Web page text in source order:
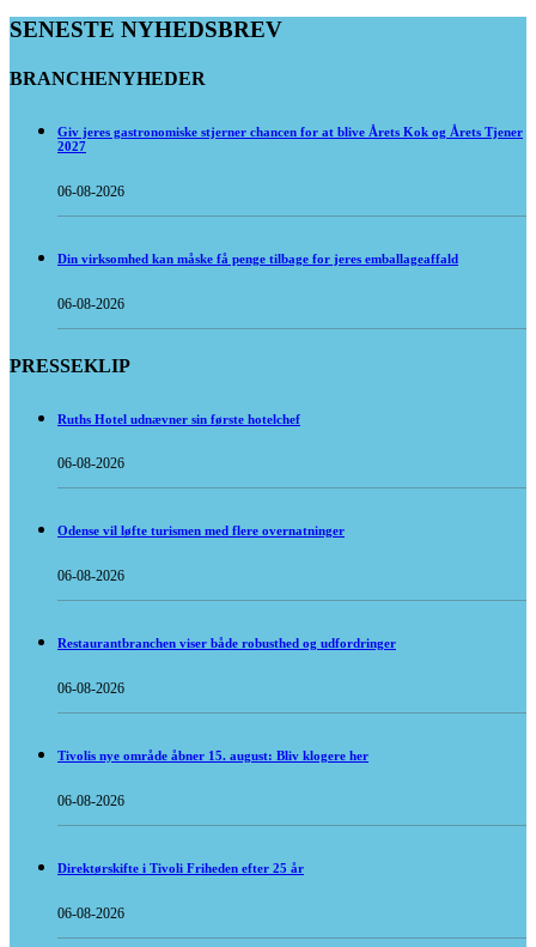
SENESTE NYHEDSBREV
BRANCHENYHEDER
Giv jeres gastronomiske stjerner chancen for at blive Årets Kok og Årets Tjener
2027
06-08-2026
Din virksomhed kan måske få penge tilbage for jeres emballageaffald
06-08-2026
PRESSEKLIP
Ruths Hotel udnævner sin første hotelchef
06-08-2026
Odense vil løfte turismen med flere overnatninger
06-08-2026
Restaurantbranchen viser både robusthed og udfordringer
06-08-2026
Tivolis nye område åbner 15. august: Bliv klogere her
06-08-2026
Direktørskifte i Tivoli Friheden efter 25 år
06-08-2026